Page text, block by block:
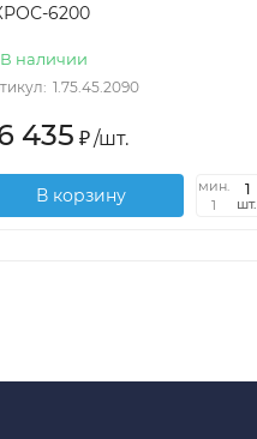
6200
В наличии
1.75.45.2090
435 ₽/шт.
В корзину
мин.
1
шт.